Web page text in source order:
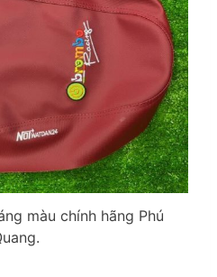
màu chính hãng Phú